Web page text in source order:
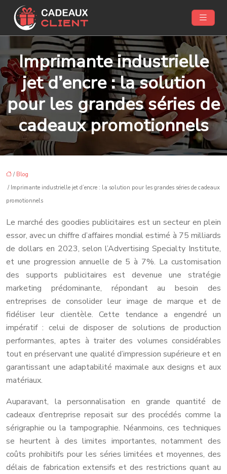
Imprimante industrielle
jet d’encre : la solution
pour les grandes séries de
cadeaux promotionnels
/ Blog
/ Imprimante industrielle jet d’encre : la solution pour les grandes séries de cadeaux
promotionnels
Le marché des goodies publicitaires est un secteur en plein
essor, avec un chiffre d’affaires mondial estimé à 75 milliards
de dollars en 2023, selon l’Advertising Specialty Institute,
et une progression annuelle de 5 à 7%. La customisation
des supports publicitaires est devenue une stratégie
marketing prédominante, répondant au besoin des
entreprises de consolider leur image de marque et de
fidéliser leur clientèle. Cette tendance a engendré un
impératif : celui de disposer de solutions de production
performantes, aptes à traiter des volumes considérables
tout en préservant une qualité d’impression supérieure et en
garantissant une adaptabilité maximale aux designs et aux
matériaux.
Auparavant, la personnalisation en grande quantité de
cadeaux d’entreprise reposait sur des procédés comme la
sérigraphie ou la tampographie. Néanmoins, ces techniques
se heurtent à des limites importantes, notamment des
coûts prohibitifs pour les séries limitées et moyennes, des
délais de fabrication extensifs et des restrictions quant au